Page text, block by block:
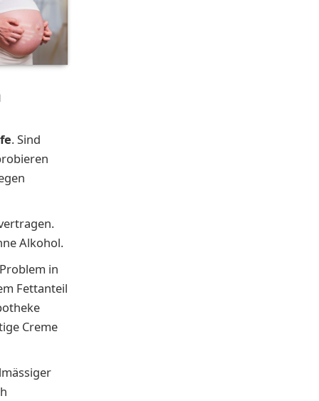
. Sind
Alkohol.
in
Fettanteil
Creme